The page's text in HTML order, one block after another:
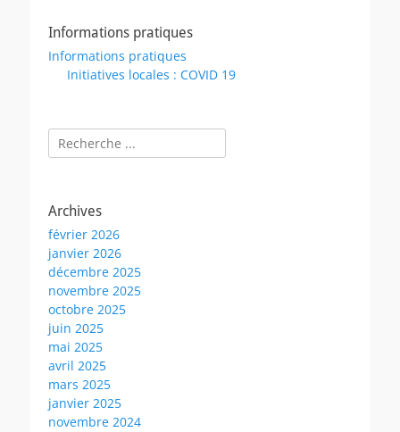
Informations pratiques
Informations pratiques
Initiatives locales : COVID 19
Rechercher :
Archives
février 2026
janvier 2026
décembre 2025
novembre 2025
octobre 2025
juin 2025
mai 2025
avril 2025
mars 2025
janvier 2025
novembre 2024